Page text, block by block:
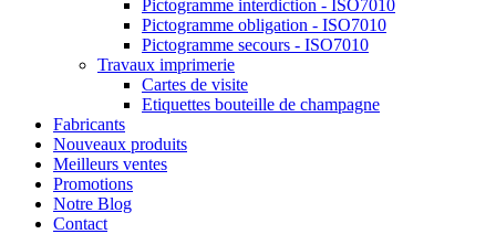
Pictogramme interdiction - ISO7010
Pictogramme obligation - ISO7010
Pictogramme secours - ISO7010
Travaux imprimerie
Cartes de visite
Etiquettes bouteille de champagne
Fabricants
Nouveaux produits
Meilleurs ventes
Promotions
Notre Blog
Contact